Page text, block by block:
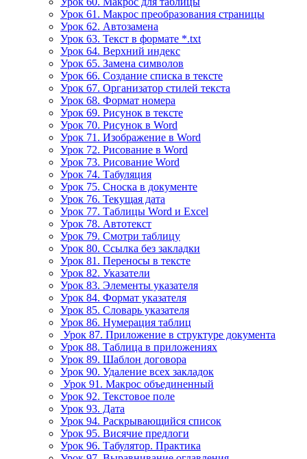
Урок 61. Макрос преобразования страницы
Урок 62. Автозамена
Урок 63. Текст в формате *.txt
Урок 64. Верхний индекс
Урок 65. Замена символов
Урок 66. Создание списка в тексте
Урок 67. Организатор стилей текста
Урок 68. Формат номера
Урок 69. Рисунок в тексте
Урок 70. Рисунок в Word
Урок 71. Изображение в Word
Урок 72. Рисование в Word
Урок 73. Рисование Word
Урок 74. Табуляция
Урок 75. Сноска в документе
Урок 76. Текущая дата
Урок 77. Таблицы Word и Excel
Урок 78. Автотекст
Урок 79. Смотри таблицу
Урок 80. Ссылка без закладки
Урок 81. Переносы в тексте
Урок 82. Указатели
Урок 83. Элементы указателя
Урок 84. Формат указателя
Урок 85. Словарь указателя
Урок 86. Нумерация таблиц
Урок 87. Приложение в структуре документа
Урок 88. Таблица в приложениях
Урок 89. Шаблон договора
Урок 90. Удаление всех закладок
Урок 91. Макрос объединенный
Урок 92. Текстовое поле
Урок 93. Дата
Урок 94. Раскрывающийся список
Урок 95. Висячие предлоги
Урок 96. Табулятор. Практика